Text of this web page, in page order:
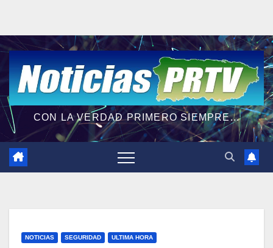
CON LA VERDAD PRIMERO SIEMPRE...
NOTICIAS SEGURIDAD ULTIMA HORA